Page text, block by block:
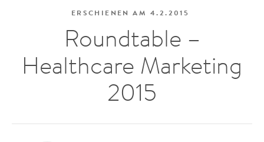
ERSCHIENEN AM 4.2.2015
Roundtable –
Healthcare Marketing
2015